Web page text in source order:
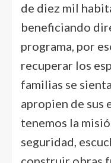
de diez mil
beneficiando
programa, por
recuperar los
familias se
apropien de sus
tenemos la
seguridad,